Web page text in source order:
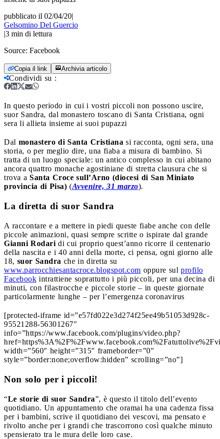
pubblicato il 02/04/20|
Gelsomino Del Guercio
|3 min di lettura
Source: Facebook
Copia il link Archivia articolo
Condividi su :
In questo periodo in cui i vostri piccoli non possono uscire,
suor Sandra, dal monastero toscano di Santa Cristiana, ogni
sera li allieta insieme ai suoi pupazzi
Dal monastero di Santa Cristiana si racconta, ogni sera, una
storia, o per meglio dire, una fiaba a misura di bambino. Si
tratta di un luogo speciale: un antico complesso in cui abitano
ancora quattro monache agostiniane di stretta clausura che si
trova a Santa Croce sull’Arno (diocesi di San Miniato
provincia di Pisa) (Avvenire, 31 marzo).
La diretta di suor Sandra
A raccontare e a mettere in piedi queste fiabe anche con delle
piccole animazioni, quasi sempre scritte o ispirate dal grande
Gianni Rodari di cui proprio quest’anno ricorre il centenario
della nascita e i 40 anni della morte, ci pensa, ogni giorno alle
18, suor Sandra che in diretta su
www.parrocchiesantacroce.blogspot.com oppure sul profilo
Facebook intrattiene soprattutto i più piccoli, per una decina di
minuti, con filastrocche e piccole storie – in queste giornate
particolarmente lunghe – per l’emergenza coronavirus
[protected-iframe id=”e57fd022e3d274f25ee49b51053d928c-
95521288-56301267″
info=”https://www.facebook.com/plugins/video.php?
width=”560″ height=”315″ frameborder=”0″
style=”border:none;overflow:hidden” scrolling=”no”]
Non solo per i piccoli!
“Le storie di suor Sandra”, è questo il titolo dell’evento
quotidiano. Un appuntamento che oramai ha una cadenza fissa
per i bambini, scrive il quotidiano dei vescovi, ma pensato e
rivolto anche per i grandi che trascorrono così qualche minuto
spensierato tra le mura delle loro case.